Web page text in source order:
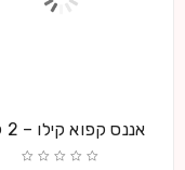
אננס קפוא קילו – 2 ק"ג